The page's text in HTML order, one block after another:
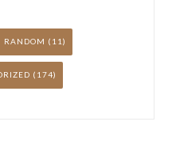
RANDOM (11)
(174)